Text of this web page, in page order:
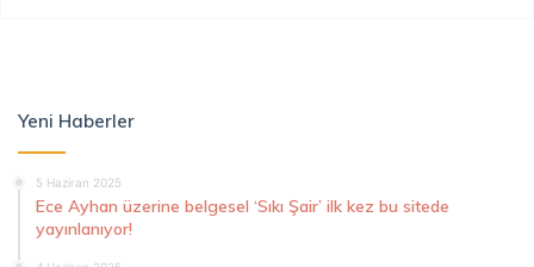
Yeni Haberler
5 Haziran 2025
Ece Ayhan üzerine belgesel ‘Sıkı Şair’ ilk kez bu sitede
yayınlanıyor!